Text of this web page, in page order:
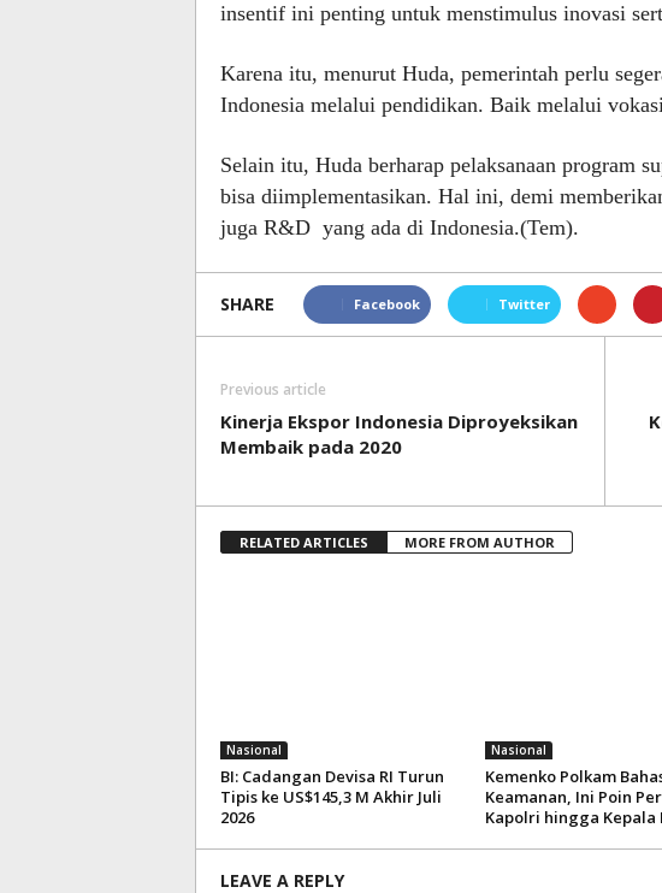
insentif ini penting untuk menstimulus inovasi
Karena itu, menurut Huda, pemerintah perlu
Indonesia melalui pendidikan. Baik melalui
Selain itu, Huda berharap pelaksanaan program
bisa diimplementasikan. Hal ini, demi
juga R&D yang ada di Indonesia.(Tem).
SHARE Facebook Twitter
Previous article
Kinerja Ekspor Indonesia Diproyeksikan
Membaik pada 2020
RELATED ARTICLES MORE FROM AUTHOR
Nasional
BI: Cadangan Devisa RI Turun
Tipis ke US$145,3 M Akhir Juli
2026
Nasional
Kemenko Polkam
Keamanan, Ini Poin
Kapolri hingga Kepala
LEAVE A REPLY